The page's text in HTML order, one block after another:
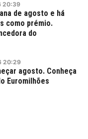
20:39
de agosto e há
como prémio.
do
20:29
agosto. Conheça
Euromilhões